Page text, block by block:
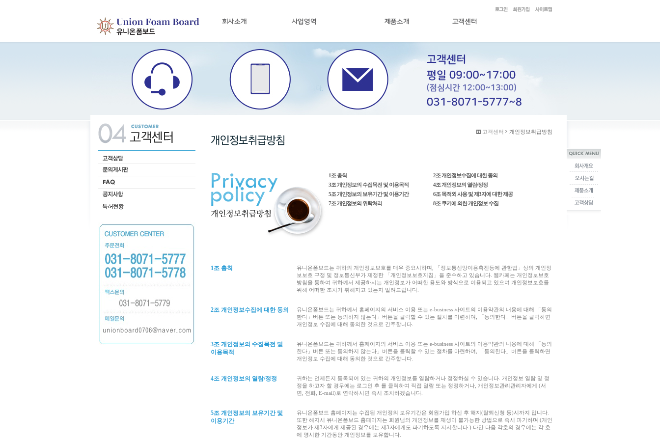
고객센터 개인정보취급방침
1조 총칙
2조 개인정보수집에 대한 동의
3조 개인정보의 수집목전 및 이용목적
4조 개인정보의 열람/정정
5조 개인정보의 보유기간 및 이용기간
6조 목적외 사용 및 제3자에 대한 제공
7조 개인정보의 위탁처리
8조 쿠키에 의한 개인정보 수집
1조 총칙
유니온폼보드는 귀하의 개인정보보호를 매우 중요시하며, 「정보통신망이용촉진등에 관한법」상의 개인정
보보호 규정 및 정보통신부가 제정한 「개인정보보호지침」을 준수하고 있습니다. 웹카페는 개인정보보호
방침을 통하여 귀하께서 제공하시는 개인정보가 어떠한 용도와 방식으로 이용되고 있으며 개인정보보호를
위해 어떠한 조치가 취해지고 있는지 알려드립니다.
2조 개인정보수집에 대한 동의
유니온폼보드는 귀하께서 홈페이지의 서비스 이용 또는 e-business 사이트의 이용약관의 내용에 대해 「동의
한다」버튼 또는 동의하지 않는다」버튼을 클릭할 수 있는 절차를 마련하여, 「동의한다」버튼을 클릭하면
개인정보 수집에 대해 동의한 것으로 간주합니다.
3조 개인정보의 수집목전 및
이용목적
유니온폼보드는 귀하께서 홈페이지의 서비스 이용 또는 e-business 사이트의 이용약관의 내용에 대해 「동의
한다」버튼 또는 동의하지 않는다」버튼을 클릭할 수 있는 절차를 마련하여, 「동의한다」버튼을 클릭하면
개인정보 수집에 대해 동의한 것으로 간주합니다.
4조 개인정보의 열람/정정
귀하는 언제든지 등록되어 있는 귀하의 개인정보를 열람하거나 정정하실 수 있습니다. 개인정보 열람 및 정
정을 하고자 할 경우에는 로그인 후 를 클릭하여 직접 열람 또는 정정하거나, 개인정보관리관리자에게 (서
면, 전화, E-mail)로 연락하시면 즉시 조치하겠습니다.
5조 개인정보의 보유기간 및
이용기간
유니온폼보드 홈페이지는 수집된 개인정의 보유기간은 회원가입 하신 후 해지(탈퇴신청 등)시까지 입니다.
또한 해지시 유니온폼보드 홈페이지는 회원님의 개인정보를 재생이 불가능한 방법으로 즉시 파기하며 (개인
정보가 제3자에게 제공된 경우에는 제3자에게도 파기하도록 지시합니다.) 다만 다음 각호의 경우에는 각 호
에 명시한 기간동안 개인정보를 보유합니다.